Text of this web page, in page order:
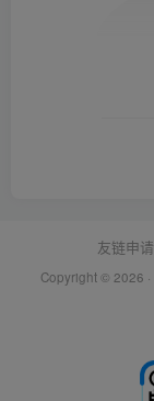
友链申请
Copyright © 2026 ·